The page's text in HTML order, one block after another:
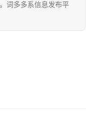
词多多系信息发布平